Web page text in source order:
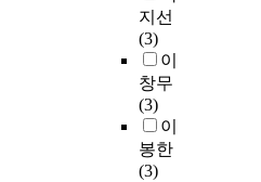
지선
(3)
이
창무
(3)
이
봉한
(3)